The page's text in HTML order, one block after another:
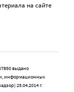
на сайте
выдано
информационных
25.04.2014 г.